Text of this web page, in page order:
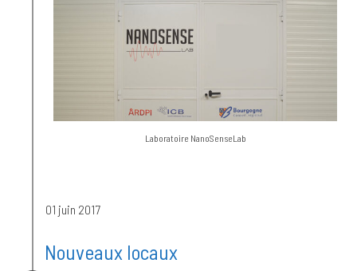
Laboratoire NanoSenseLab
01 juin 2017
Nouveaux locaux